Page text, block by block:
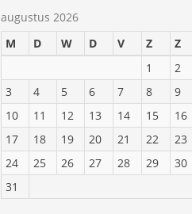
augustus 2026
M
D W D V Z
Z
1
2
3
4 5 6 7 8
9
10
11 12 13 14 15
16
17
18 19 20 21 22
23
24
25 26 27 28 29
30
31